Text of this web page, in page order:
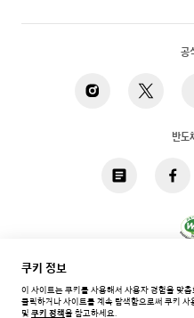
공
반도
쿠키 정보
이 사이트는 쿠키를 사용해서 사용자 경험을 맞
클릭하거나 사이트를 계속 탐색함으로써 쿠키 사
및 쿠키 정책을 참고하세요.